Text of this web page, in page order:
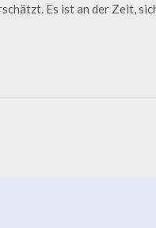
Es ist an der Zeit,